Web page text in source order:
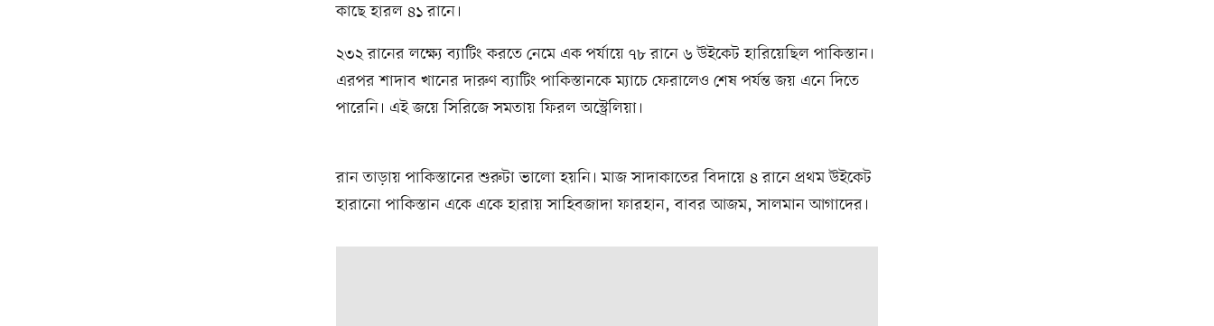
কাছে হারল ৪১ রানে।
২৩২ রানের লক্ষ্যে ব্যাটিং করতে নেমে এক পর্যায়ে ৭৮ রানে ৬ উইকেট হারিয়েছিল পাকিস্তান।
এরপর শাদাব খানের দারুণ ব্যাটিং পাকিস্তানকে ম্যাচে ফেরালেও শেষ পর্যন্ত জয় এনে দিতে
পারেনি। এই জয়ে সিরিজে সমতায় ফিরল অস্ট্রেলিয়া।
রান তাড়ায় পাকিস্তানের শুরুটা ভালো হয়নি। মাজ সাদাকাতের বিদায়ে ৪ রানে প্রথম উইকেট
হারানো পাকিস্তান একে একে হারায় সাহিবজাদা ফারহান, বাবর আজম, সালমান আগাদের।